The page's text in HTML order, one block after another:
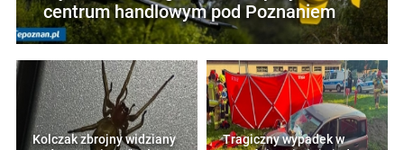
centrum handlowym pod Poznaniem
Kolczak zbrojny widziany
Tragiczny wypadek w